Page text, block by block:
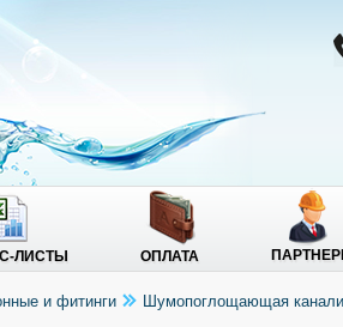
ЛИСТЫ ОПЛАТА
и фитинги Шумопоглощающая